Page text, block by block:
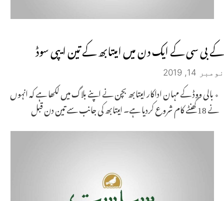
کے بی سی کے ایک دن میں امیتابھ کے تین ایپی سوڈ
نومبر 14, 2019
٭ بالی ووڈ کے مہان اداکار امیتابھ بچن نے اپنے بلاگ میں لکھا ہے کہ انہوں
نے 18 گھنٹے کام شروع کردیا ہے۔ امیتابھ کی جانب سے تین دن قبل